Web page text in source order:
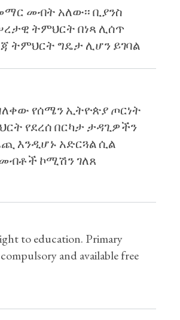
መብት አለው፡፡ ቢያንስ
ትምህርት በነጻ ሊሰጥ
ትምህርት ግዴታ ሊሆን ይገባል
የሰሜን ኢትዮጵያ ጦርነት
የደረሰ በርካታ ታዳጊዎችን
እንዲሆኑ አድርጓል ሲል
ኮሚሽን ገለጸ
to education. Primary
and available free